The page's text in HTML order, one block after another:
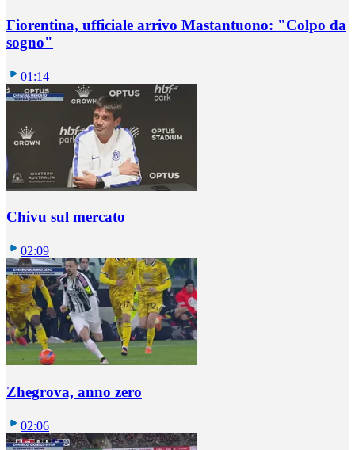
Fiorentina, ufficiale arrivo Mastantuono: "Colpo da
sogno"
01:14
Chivu sul mercato
02:09
Zhegrova, anno zero
02:06